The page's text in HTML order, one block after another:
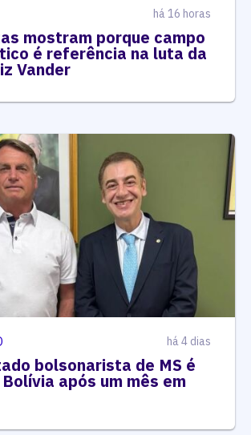
há 16 horas
mostram porque campo
é referência na luta da
Vander
há 4 dias
bolsonarista de MS é
após um mês em